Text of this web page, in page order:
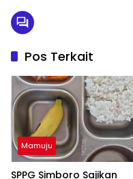
Pos Terkait
Mamuju
SPPG Simboro Sajikan